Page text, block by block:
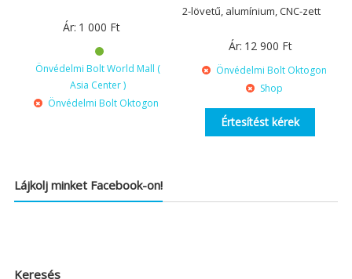
Ár: 1 000 Ft
Önvédelmi Bolt World Mall (
Asia Center )
Önvédelmi Bolt Oktogon
2-lövetű, alumínium, CNC-zett
Ár: 12 900 Ft
Önvédelmi Bolt Oktogon
Shop
Értesítést kérek
Lájkolj minket Facebook-on!
Keresés